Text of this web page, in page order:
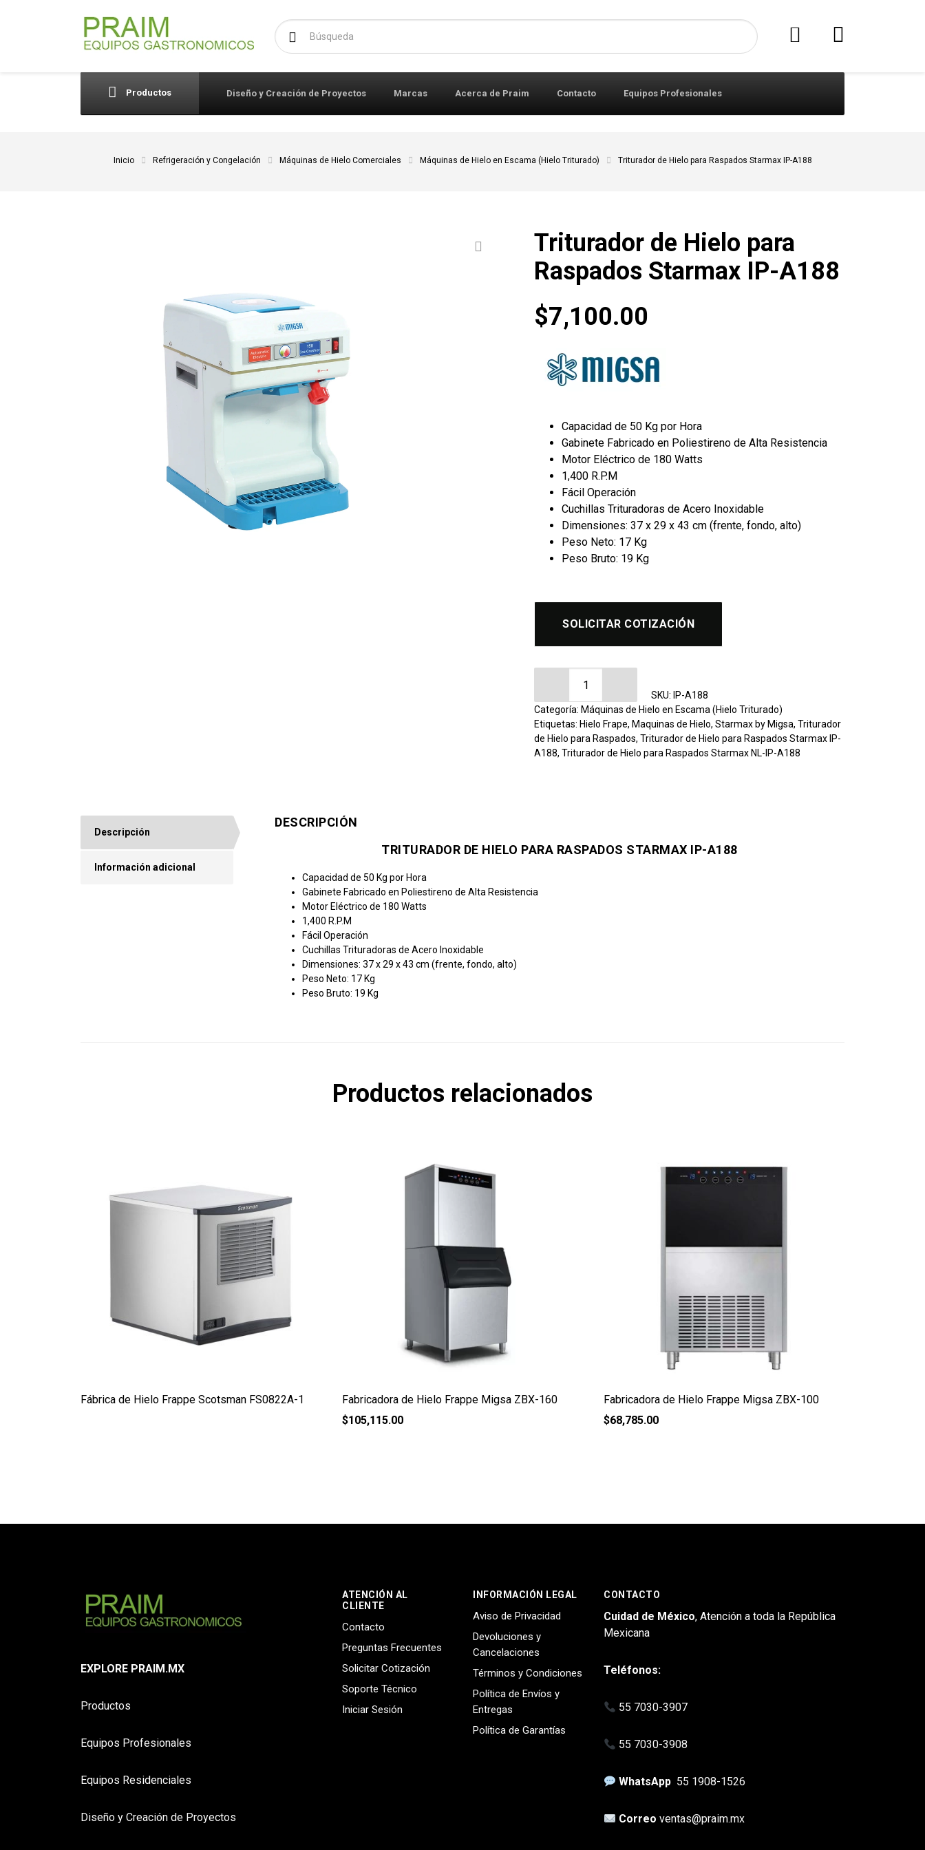
Buscar:
Productos Diseño y Creación de Proyectos Marcas Acerca de Praim Contacto Equipos Profesionales
Inicio Refrigeración y Congelación Máquinas de Hielo Comerciales Máquinas de Hielo en Escama (Hielo Triturado) Triturador de Hielo para Raspados Starmax IP-A188
Triturador de Hielo para
Raspados Starmax IP-A188
$7,100.00
Capacidad de 50 Kg por Hora
Gabinete Fabricado en Poliestireno de Alta Resistencia
Motor Eléctrico de 180 Watts
1,400 R.P.M
Fácil Operación
Cuchillas Trituradoras de Acero Inoxidable
Dimensiones: 37 x 29 x 43 cm (frente, fondo, alto)
Peso Neto: 17 Kg
Peso Bruto: 19 Kg
SOLICITAR COTIZACIÓN
Triturador de Hielo para Raspados Starmax IP-A188 cantidad
SKU: IP-A188
Categoría: Máquinas de Hielo en Escama (Hielo Triturado)
Etiquetas: Hielo Frape, Maquinas de Hielo,Starmax by Migsa,Triturador
de Hielo para Raspados,Triturador de Hielo para Raspados Starmax IP-
A188,Triturador de Hielo para Raspados Starmax NL-IP-A188
Descripción
Información adicional
DESCRIPCIÓN
TRITURADOR DE HIELO PARA RASPADOS STARMAX IP-A188
Capacidad de 50 Kg por Hora
Gabinete Fabricado en Poliestireno de Alta Resistencia
Motor Eléctrico de 180 Watts
1,400 R.P.M
Fácil Operación
Cuchillas Trituradoras de Acero Inoxidable
Dimensiones: 37 x 29 x 43 cm (frente, fondo, alto)
Peso Neto: 17 Kg
Peso Bruto: 19 Kg
Productos relacionados
Fábrica de Hielo Frappe Scotsman FS0822A-1
Fabricadora de Hielo Frappe Migsa ZBX-160
$105,115.00
Fabricadora de Hielo Frappe Migsa ZBX-100
$68,785.00
EXPLORE PRAIM.MX
Productos
Equipos Profesionales
Equipos Residenciales
Diseño y Creación de Proyectos
ATENCIÓN AL
CLIENTE
Contacto
Preguntas Frecuentes
Solicitar Cotización
Soporte Técnico
Iniciar Sesión
INFORMACIÓN LEGAL
Aviso de Privacidad
Devoluciones y
Cancelaciones
Términos y Condiciones
Política de Envíos y
Entregas
Política de Garantías
CONTACTO
Cuidad de México, Atención a toda la República
Mexicana
Teléfonos:
55 7030-3907
55 7030-3908
WhatsApp 55 1908-1526
Correoventas@praim.mx